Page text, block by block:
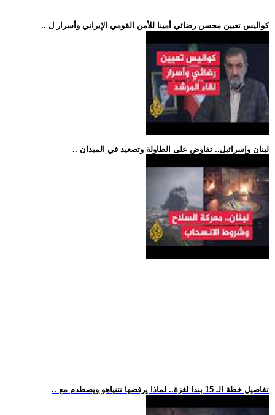
.. كواليس تعيين محسن رضائي أمينا للأمن القومي الإيراني وأسرار ل
.. لبنان وإسرائيل.. تفاوض على الطاولة وتصعيد في الميدان
.. تفاصيل خطة الـ 15 بندا لغزة.. لماذا يرفضها نتنياهو ويصطدم مع